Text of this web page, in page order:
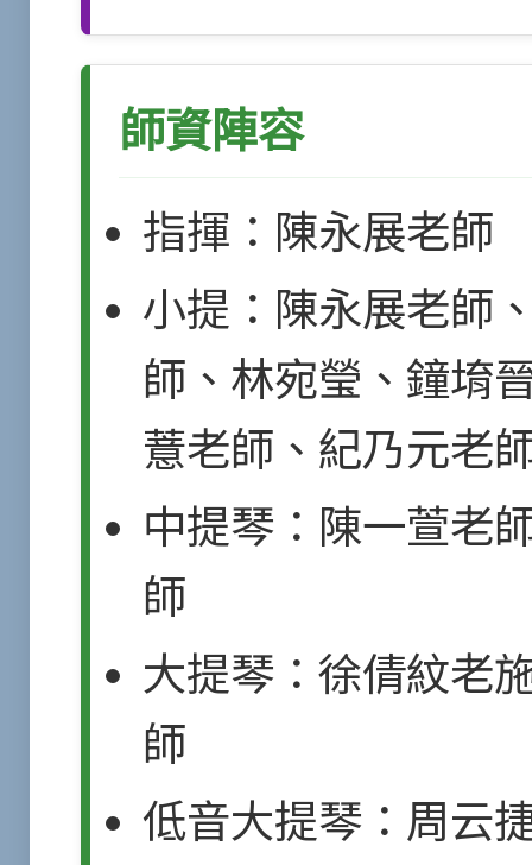
師資陣容
指揮：陳永展老師
小提：陳永展老師
師、林宛瑩、鐘堉
薏老師、紀乃元老
中提琴：陳一萱老
師
大提琴：徐倩紋老
師
低音大提琴：周云